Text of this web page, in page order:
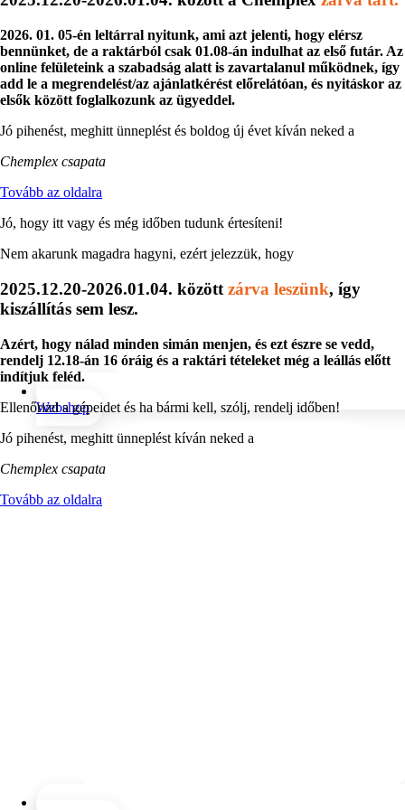
Webshop
2026. 01. 05-én leltárral nyitunk, ami azt jelenti, hogy elérsz
bennünket, de a raktárból csak 01.08-án indulhat az első futár. Az
online felületeink a szabadság alatt is zavartalanul működnek, így
add le a megrendelést/az ajánlatkérést előrelátóan, és nyitáskor az
elsők között foglalkozunk az ügyeddel.
Jó pihenést, meghitt ünneplést és boldog új évet kíván neked a
Chemplex csapata
Tovább az oldalra
Jó, hogy itt vagy és még időben tudunk értesíteni!
Nem akarunk magadra hagyni, ezért jelezzük, hogy
2025.12.20-2026.01.04. között zárva leszünk, így
kiszállítás sem lesz.
Azért, hogy nálad minden simán menjen, és ezt észre se vedd,
rendelj 12.18-án 16 óráig és a raktári tételeket még a leállás előtt
indítjuk feléd.
Ellenőrizd a gépeidet és ha bármi kell, szólj, rendelj időben!
Jó pihenést, meghitt ünneplést kíván neked a
Chemplex csapata
Tovább az oldalra